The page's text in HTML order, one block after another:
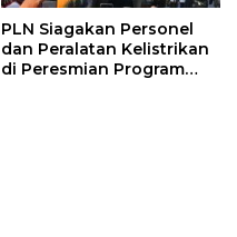
PLN Siagakan Personel
dan Peralatan Kelistrikan
di Peresmian Program